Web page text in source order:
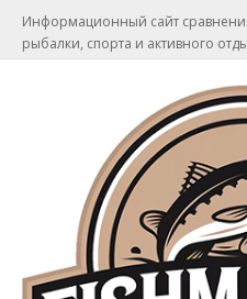
Информационный сайт
рыбалки, спорта и активного